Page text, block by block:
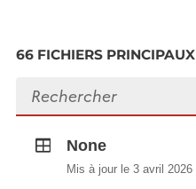
66 FICHIERS PRINCIPAUX
Rechercher des fichiers
None
Mis à jour le 3 avril 2026